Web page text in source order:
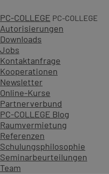
PC-COLLEGE PC-COLLEGE
Autorisierungen
Downloads
Jobs
Kontaktanfrage
Kooperationen
Newsletter
Online-Kurse
Partnerverbund
PC-COLLEGE Blog
Raumvermietung
Referenzen
Schulungsphilosophie
Seminarbeurteilungen
Team
2 Tage
3 gesicherte Termine
ab 1.290,00 € zzgl. MwSt.
An 23 Standorten oder online
Diesen Kurs als offenes
Gemeinsam mit
Als Präsenzseminar oder
Inhalt erweitern
PräsenzOnlineTermin
Firmenschulung